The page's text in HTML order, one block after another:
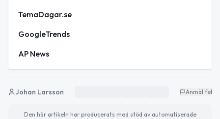
TemaDagar.se
GoogleTrends
AP News
Johan Larsson Anmäl fel
Den här artikeln har producerats med stöd av automatiserade